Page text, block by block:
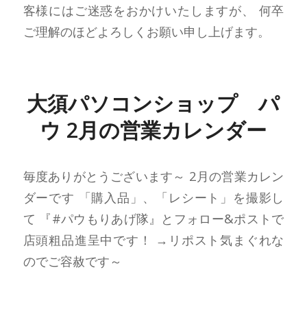
客様にはご迷惑をおかけいたしますが、 何卒
ご理解のほどよろしくお願い申し上げます。
大須パソコンショップ パ
ウ 2月の営業カレンダー
毎度ありがとうございます～ 2月の営業カレン
ダーです 「購入品」、「レシート」を撮影し
て 『#パウもりあげ隊』とフォロー&ポストで
店頭粗品進呈中です！ →リポスト気まぐれな
のでご容赦です～